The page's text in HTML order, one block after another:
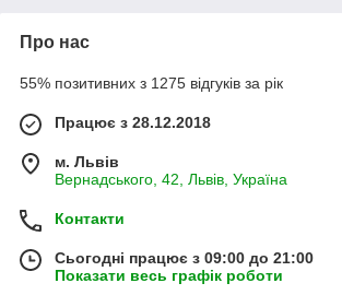
Про нас
55% позитивних з 1275 відгуків за рік
Працює з 28.12.2018
м. Львів
Вернадського, 42, Львів, Україна
Контакти
Сьогодні працює з 09:00 до 21:00
Показати весь графік роботи